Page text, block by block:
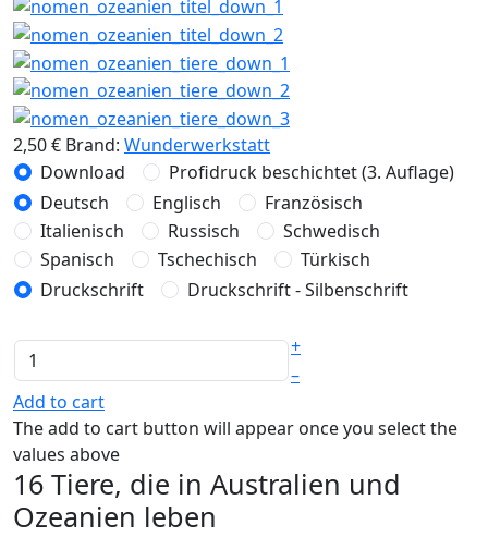
2,50 € Brand: Wunderwerkstatt
Download
Profidruck beschichtet (3. Auflage)
Deutsch
Englisch
Französisch
Italienisch
Russisch
Schwedisch
Spanisch
Tschechisch
Türkisch
Druckschrift
Druckschrift - Silbenschrift
+
–
Add to cart
The add to cart button will appear once you select the
values above
16 Tiere, die in Australien und
Ozeanien leben